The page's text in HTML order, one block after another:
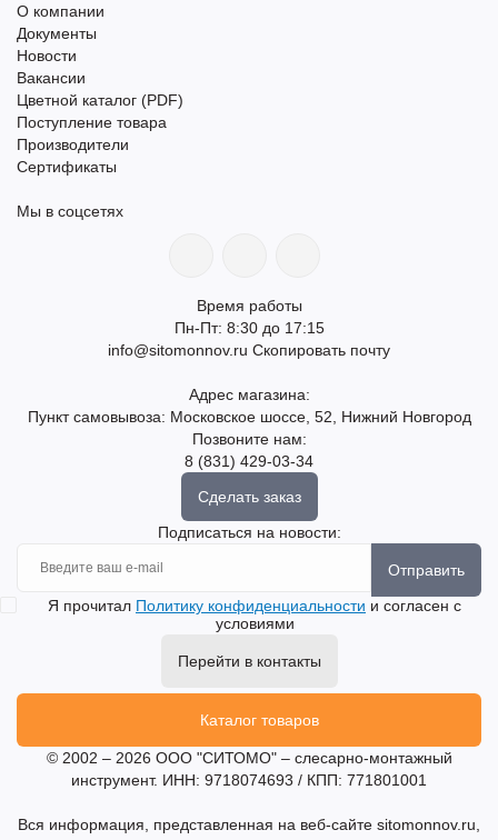
О компании
Документы
Новости
Вакансии
Цветной каталог (PDF)
Поступление товара
Производители
Сертификаты
Мы в соцсетях
Время работы
Пн-Пт: 8:30 до 17:15
info@sitomonnov.ru Скопировать почту
Адрес магазина:
Пункт самовывоза: Московское шоссе, 52, Нижний Новгород
Позвоните нам:
8 (831) 429-03-34
Сделать заказ
Подписаться на новости:
Отправить
Я прочитал Политику конфиденциальности и согласен с
условиями
Перейти в контакты
Каталог товаров
© 2002 – 2026 ООО "СИТОМО" – слесарно-монтажный
инструмент. ИНН: 9718074693 / КПП: 771801001
Вся информация, представленная на веб-сайте sitomonnov.ru,